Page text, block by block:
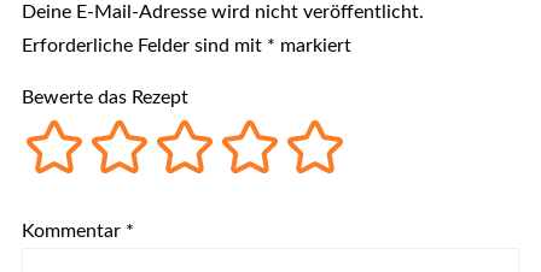
Deine E-Mail-Adresse wird nicht veröffentlicht.
Erforderliche Felder sind mit * markiert
Bewerte das Rezept
Kommentar *